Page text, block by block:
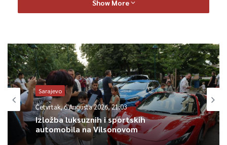
0
Article Rating
Show More
Sarajevo
Četvrtak, 6 Augusta 2026, 21:03
Izložba luksuznih i sportskih
automobila na Vilsonovom